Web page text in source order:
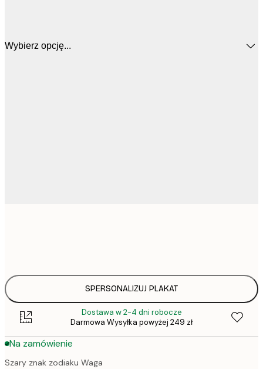
Wybierz opcję...
SPERSONALIZUJ PLAKAT
Dostawa w 2-4 dni robocze
Darmowa Wysyłka powyżej 249 zł
Na zamówienie
Szary znak zodiaku Waga